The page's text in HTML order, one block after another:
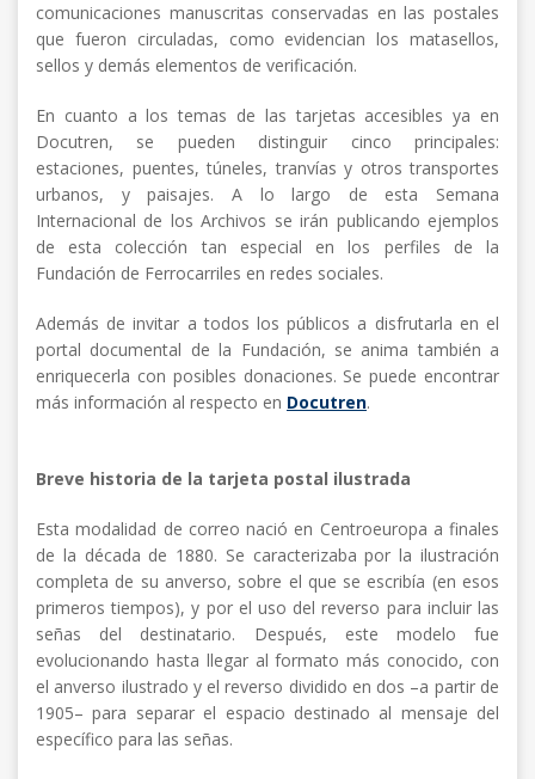
comunicaciones manuscritas conservadas en las postales
que fueron circuladas, como evidencian los matasellos,
sellos y demás elementos de verificación.
En cuanto a los temas de las tarjetas accesibles ya en
Docutren, se pueden distinguir cinco principales:
estaciones, puentes, túneles, tranvías y otros transportes
urbanos, y paisajes. A lo largo de esta Semana
Internacional de los Archivos se irán publicando ejemplos
de esta colección tan especial en los perfiles de la
Fundación de Ferrocarriles en redes sociales.
Además de invitar a todos los públicos a disfrutarla en el
portal documental de la Fundación, se anima también a
enriquecerla con posibles donaciones. Se puede encontrar
más información al respecto en Docutren.
Breve historia de la tarjeta postal ilustrada
Esta modalidad de correo nació en Centroeuropa a finales
de la década de 1880. Se caracterizaba por la ilustración
completa de su anverso, sobre el que se escribía (en esos
primeros tiempos), y por el uso del reverso para incluir las
señas del destinatario. Después, este modelo fue
evolucionando hasta llegar al formato más conocido, con
el anverso ilustrado y el reverso dividido en dos –a partir de
1905– para separar el espacio destinado al mensaje del
específico para las señas.